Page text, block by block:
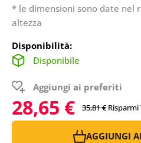
* le dimensioni sono date nel
altezza
Disponibilità:
Disponibile
Aggiungi ai preferiti
28,65 € 35,81 € Risparmi
AGGIUNGI